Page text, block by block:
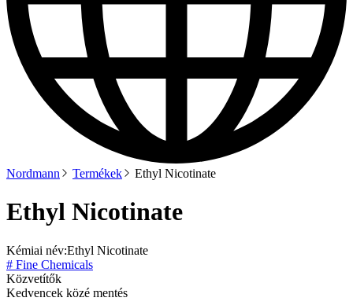
Nordmann Termékek Ethyl Nicotinate
Ethyl Nicotinate
Kémiai név:Ethyl Nicotinate
# Fine Chemicals
Közvetítők
Kedvencek közé mentés